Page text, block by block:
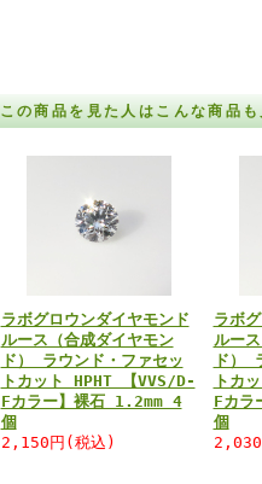
この商品を見た人はこんな商品
ラボグロウンダイヤモンド
ルース（合成ダイヤモン
ド） ラウンド・ファセッ
トカット HPHT 【VVS/D-
Fカラー】裸石 1.2mm 4
個
2,150円(税込)
ラボ
ルー
ド）
トカ
Fカラ
個